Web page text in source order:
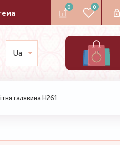
0 0
Ua
галявина H261